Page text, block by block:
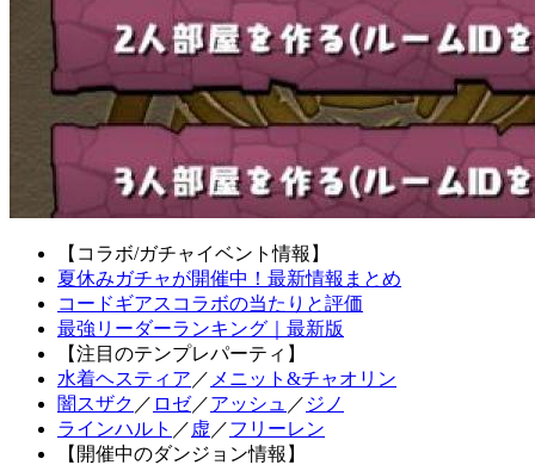
【コラボ/ガチャイベント情報】
夏休みガチャが開催中！最新情報まとめ
コードギアスコラボの当たりと評価
最強リーダーランキング｜最新版
【注目のテンプレパーティ】
水着ヘスティア ／ メニット&チャオリン
闇スザク ／ ロゼ／アッシュ ／ ジノ
ラインハルト ／ 虚 ／フリーレン
【開催中のダンジョン情報】